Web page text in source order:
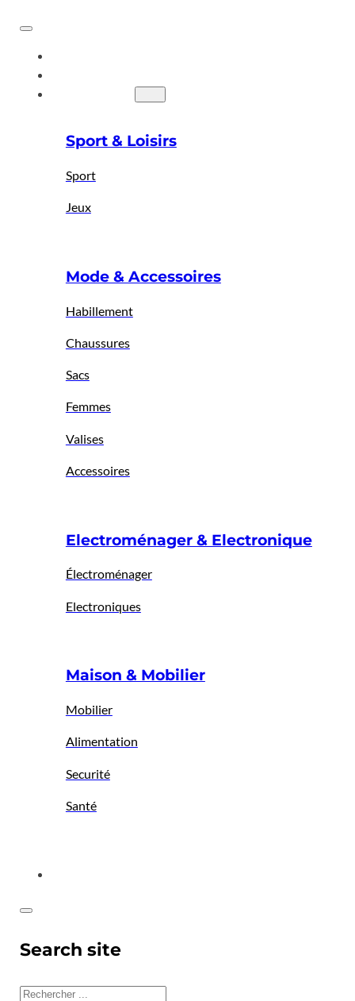
Sport & Loisirs
Sport
Jeux
Mode & Accessoires
Habillement
Chaussures
Sacs
Femmes
Valises
Accessoires
Electroménager & Electronique
Électroménager
Electroniques
Maison & Mobilier
Mobilier
Alimentation
Securité
Santé
Search site
Rechercher